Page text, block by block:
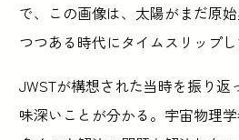
で、この画像は、太陽がまだ原
つつある時代にタイムスリップし
JWSTが構想された当時を振り返
味深いことが分かる。宇宙物理